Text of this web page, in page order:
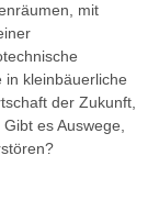
mit
in kleinbäuerliche
der Zukunft,
es Auswege,